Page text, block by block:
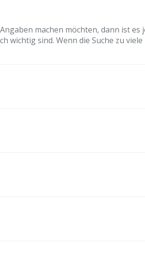
machen möchten, dann ist
wichtig sind. Wenn die Suche zu